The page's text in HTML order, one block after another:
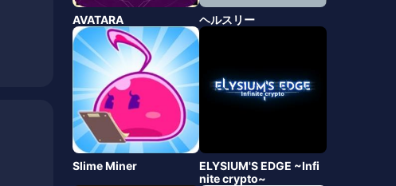
AVATARA ヘルスリー
Slime Miner
ELYSIUM'S EDGE ~Infi
nite crypto~